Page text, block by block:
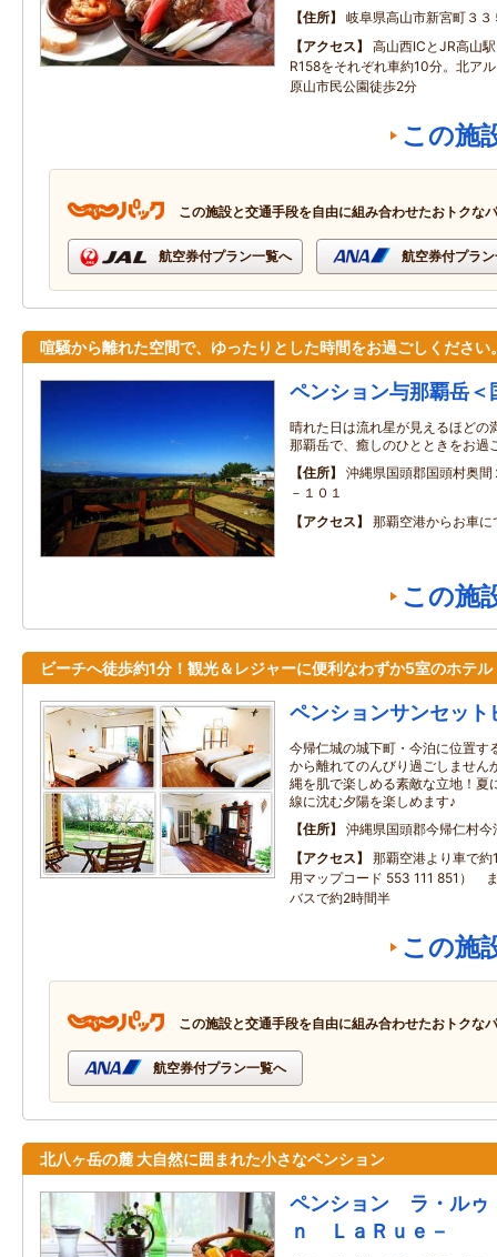
住所
岐阜県高山市新宮町３３
アクセス
高山西ICとJR高山
R158をそれぞれ車約10分。北ア
原山市民公園徒歩2分
この施
この施設と交通手段を自由に組み合わせたおトクな
航空券付プラン一覧へ 航空券付プラ
喧騒から離れた空間で、ゆったりとした時間をお過ごしください
ペンション与那覇岳＜
晴れた日は流れ星が見えるほど
那覇岳で、癒しのひとときをお過
住所
沖縄県国頭郡国頭村奥
－１０１
アクセス
那覇空港からお車に
この施
ビーチへ徒歩約1分！観光＆レジャーに便利なわずか5室のホテル
ペンションサンセット
今帰仁城の城下町・今泊に位置す
から離れてのんびり過ごしません
縄を肌で楽しめる素敵な立地！夏
線に沈む夕陽を楽しめます♪
住所
沖縄県国頭郡今帰仁村今
アクセス
那覇空港より車で
用マップコード 553 111 851）
バスで約2時間半
この施
この施設と交通手段を自由に組み合わせたおトクな
航空券付プラン一覧へ
北八ヶ岳の麓 大自然に囲まれた小さなペンション
ペンション ラ・ル
ｎ ＬａＲｕｅ－